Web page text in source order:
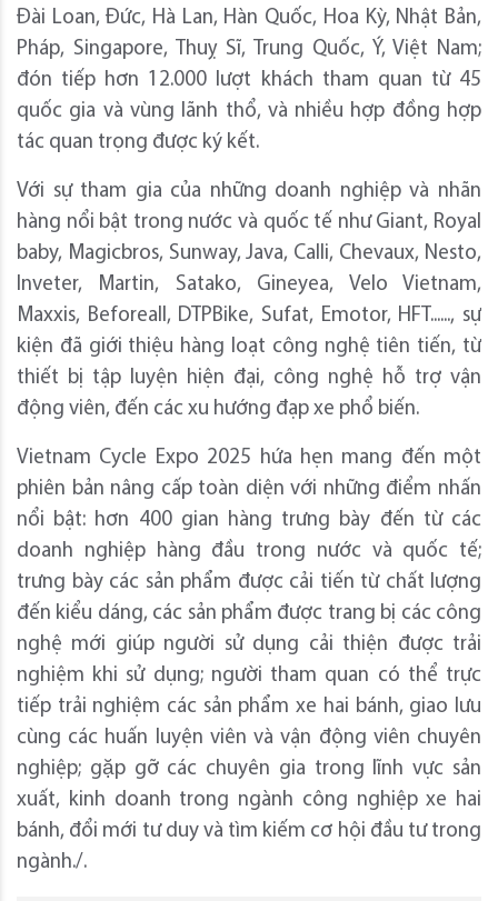
Đài Loan, Đức, Hà Lan, Hàn Quốc, Hoa Kỳ, Nhật Bản,
Pháp, Singapore, Thuỵ Sĩ, Trung Quốc, Ý, Việt Nam;
đón tiếp hơn 12.000 lượt khách tham quan từ 45
quốc gia và vùng lãnh thổ, và nhiều hợp đồng hợp
tác quan trọng được ký kết.
Với sự tham gia của những doanh nghiệp và nhãn
hàng nổi bật trong nước và quốc tế như Giant, Royal
baby, Magicbros, Sunway, Java, Calli, Chevaux, Nesto,
Inveter, Martin, Satako, Gineyea, Velo Vietnam,
Maxxis, Beforeall, DTPBike, Sufat, Emotor, HFT......, sự
kiện đã giới thiệu hàng loạt công nghệ tiên tiến, từ
thiết bị tập luyện hiện đại, công nghệ hỗ trợ vận
động viên, đến các xu hướng đạp xe phổ biến.
Vietnam Cycle Expo 2025 hứa hẹn mang đến một
phiên bản nâng cấp toàn diện với những điểm nhấn
nổi bật: hơn 400 gian hàng trưng bày đến từ các
doanh nghiệp hàng đầu trong nước và quốc tế;
trưng bày các sản phẩm được cải tiến từ chất lượng
đến kiểu dáng, các sản phẩm được trang bị các công
nghệ mới giúp người sử dụng cải thiện được trải
nghiệm khi sử dụng; người tham quan có thể trực
tiếp trải nghiệm các sản phẩm xe hai bánh, giao lưu
cùng các huấn luyện viên và vận động viên chuyên
nghiệp; gặp gỡ các chuyên gia trong lĩnh vực sản
xuất, kinh doanh trong ngành công nghiệp xe hai
bánh, đổi mới tư duy và tìm kiếm cơ hội đầu tư trong
ngành./.